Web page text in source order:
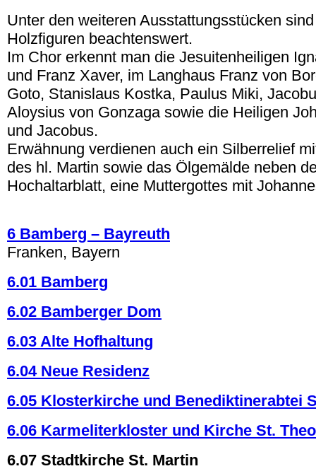
Unter den weiteren Ausstattungsstücken
Holzfiguren beachtenswert.
Im Chor erkennt man die Jesuitenheiligen
und Franz Xaver, im Langhaus Franz von
Goto, Stanislaus Kostka, Paulus Miki,
Aloysius von Gonzaga sowie die Heiligen
und Jacobus.
Erwähnung verdienen auch ein Silberrelief
des hl. Martin sowie das Ölgemälde neben
Hochaltarblatt, eine Muttergottes mit
6 Bamberg – Bayreuth
Franken, Bayern
6.01 Bamberg
6.02 Bamberger Dom
6.03 Alte Hofhaltung
6.04 Neue Residenz
6.05 Klosterkirche und Benediktinerabtei
6.06 Karmeliterkloster und Kirche St.
6.07 Stadtkirche St. Martin